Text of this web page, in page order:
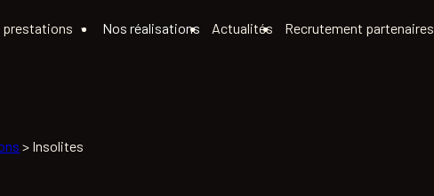
prestations Nos réalisations Actualités Recrutement partenaires
> Insolites